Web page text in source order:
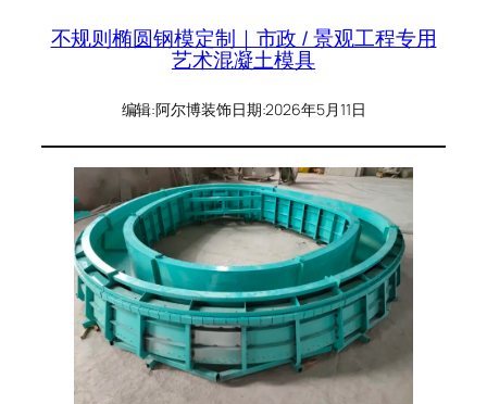
不规则椭圆钢模定制｜市政 / 景观工程专用
艺术混凝土模具
编辑:阿尔博装饰日期:2026年5月11日